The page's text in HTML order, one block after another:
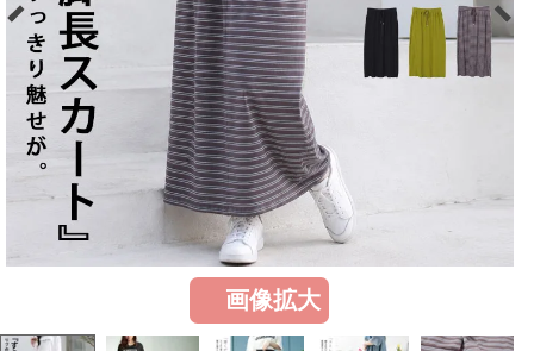
画像拡大